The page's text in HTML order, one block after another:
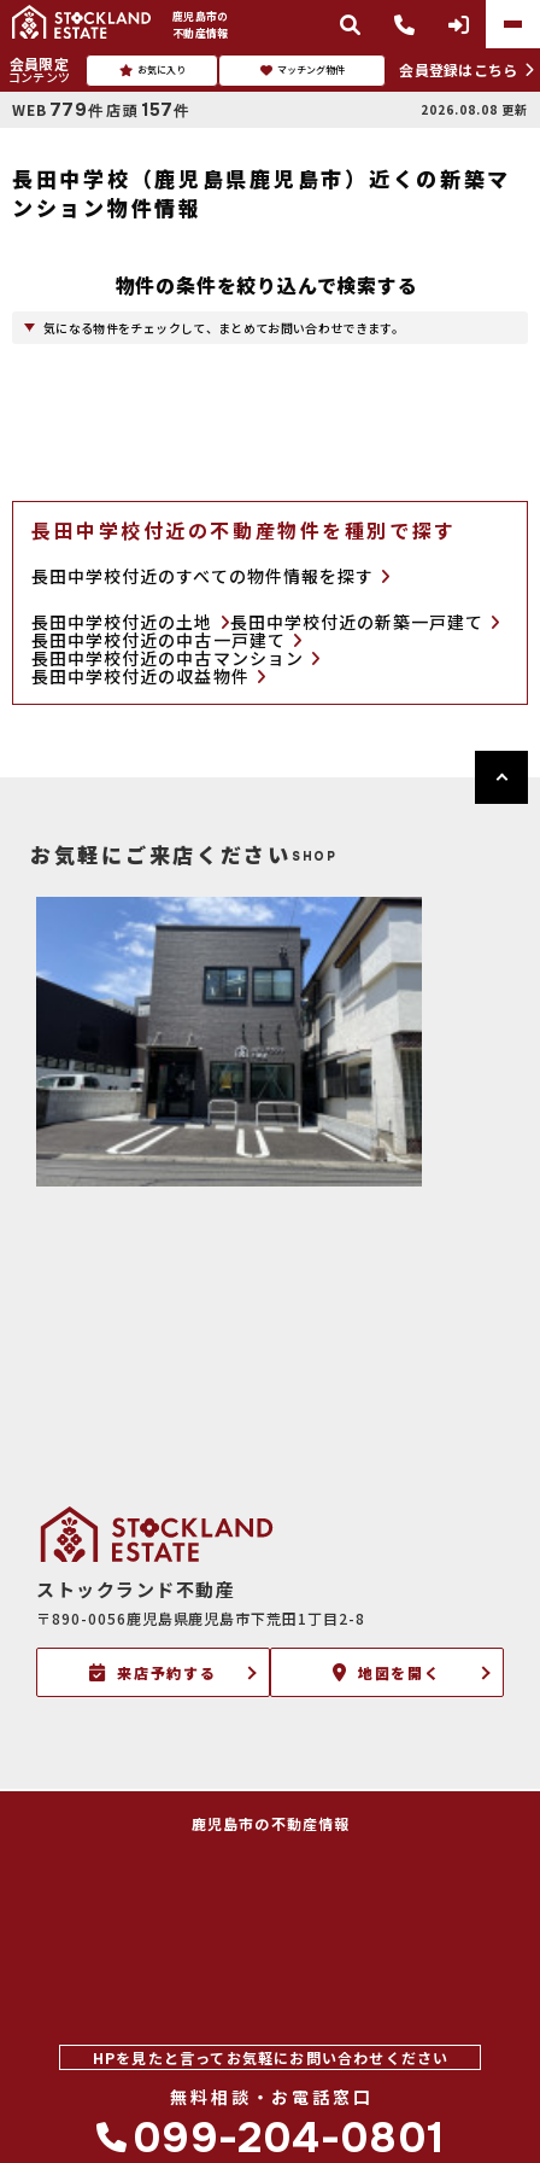
鹿児島市の
不動産情報
会員限定
コンテンツ お気に入り マッチング物件
会員登録はこちら
WEB 779件 店頭 157件 2026.08.08 更新
長田中学校（鹿児島県鹿児島市）近くの新築マ
ンション物件情報
物件の条件を絞り込んで検索する
気になる物件をチェックして、まとめてお問い合わせできます。
長田中学校付近の不動産物件を種別で探す
長田中学校付近のすべての物件情報を探す
長田中学校付近の土地
長田中学校付近の新築一戸建て
長田中学校付近の中古一戸建て
長田中学校付近の中古マンション
長田中学校付近の収益物件
お気軽にご来店ください SHOP
ストックランド不動産
〒890-0056鹿児島県鹿児島市下荒田1丁目2-8
来店予約する 地図を開く
鹿児島市の不動産情報
HPを見たと言ってお気軽にお問い合わせください
無料相談・お電話窓口
099-204-0801